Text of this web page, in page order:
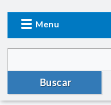
Menu
Buscar